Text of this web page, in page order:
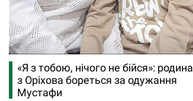
«Я з тобою, нічого не бійся»: родина
з Оріхова бореться за одужання
Мустафи